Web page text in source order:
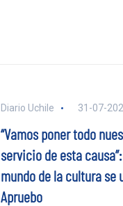
Diario Uchile 31-07-
“Vamos poner todo
servicio de esta
mundo de la cultura se
Apruebo